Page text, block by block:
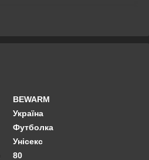
BEWARM
Україна
Футболка
Унісекс
80